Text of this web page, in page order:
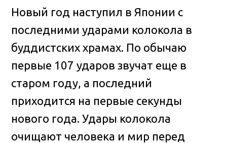
Новый год наступил в Японии с
последними ударами колокола в
буддистских храмах. По обычаю
первые 107 ударов звучат еще в
старом году, а последний
приходится на первые секунды
нового года. Удары колокола
очищают человека и мир перед